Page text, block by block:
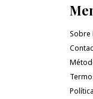
Sobre